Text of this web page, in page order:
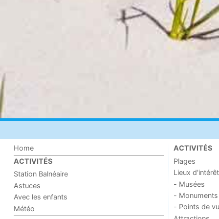
Home
ACTIVITÉS
Station Balnéaire
Astuces
Avec les enfants
Météo
ACTIVITÉS
Plages
Lieux d'intérêt
- Musées
- Monuments
- Points de